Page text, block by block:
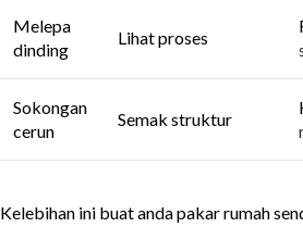
Melepa
dinding
Lihat proses
Sokongan
cerun
Semak struktur
Kelebihan ini buat anda pakar rumah